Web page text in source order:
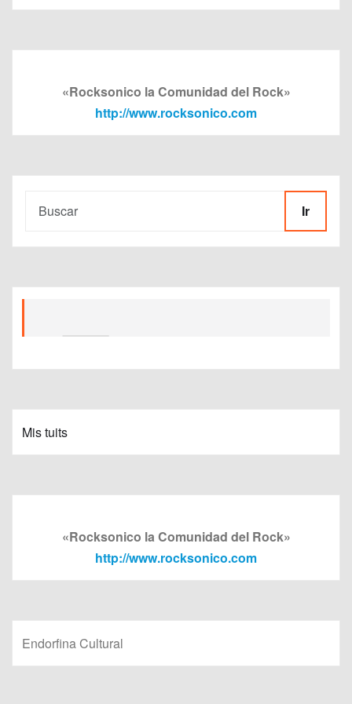
«Rocksonico la Comunidad del Rock»
http://www.rocksonico.com
Ir
Mis tuits
«Rocksonico la Comunidad del Rock»
http://www.rocksonico.com
Endorfina Cultural